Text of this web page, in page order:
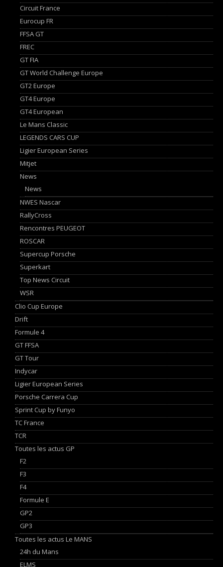
Circuit France
Eurocup FR
FFSA GT
FREC
GT FIA
GT World Challenge Europe
GT2 Europe
GT4 Europe
GT4 European
Le Mans Classic
LEGENDS CARS CUP
Ligier European Series
Mitjet
News
News
NWES Nascar
RallyCross
Rencontres PEUGEOT
ROSCAR
Supercup Porsche
Superkart
Top News Circuit
WSR
Clio Cup Europe
Drift
Formule 4
GT FFSA
GT Tour
Indycar
Ligier European Series
Porsche Carrera Cup
Sprint Cup by Funyo
TC France
TCR
Toutes les actus GP
F2
F3
F4
Formule E
GP2
GP3
Toutes les actus Le MANS
24h du Mans
ELMS